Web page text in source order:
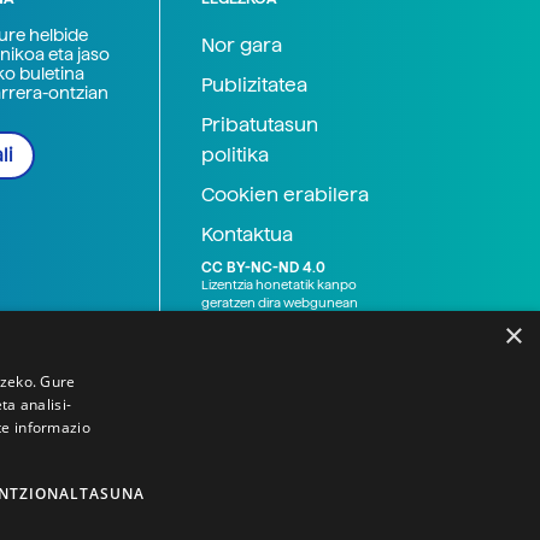
helbide
eta jaso
buletina
ontzian
Nor gara
Publizitatea
Pribatutasun
politika
Cookien erabilera
Kontaktua
CC BY-NC-ND 4.0
Lizentzia honetatik kanpo
geratzen dira webgunean
×
Gure
analisi-
informazio